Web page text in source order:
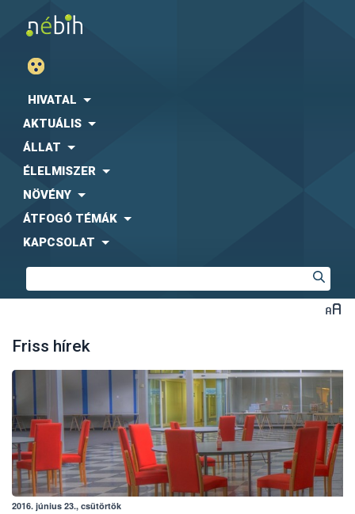
HIVATAL
AKTUÁLIS
ÁLLAT
ÉLELMISZER
NÖVÉNY
ÁTFOGÓ TÉMÁK
KAPCSOLAT
Friss hírek
2016. június 23., csütörtök